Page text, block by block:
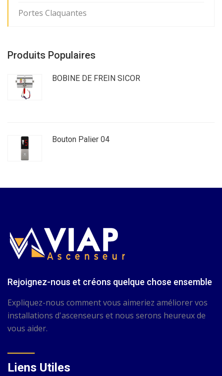
Portes Claquantes
Produits Populaires
BOBINE DE FREIN SICOR
Bouton Palier 04
Rejoignez-nous et créons quelque chose ensemble
Expliquez-nous comment vous aimeriez améliorer vos
installations d'ascenseurs et nous serons heureux de
vous aider.
Liens Utiles